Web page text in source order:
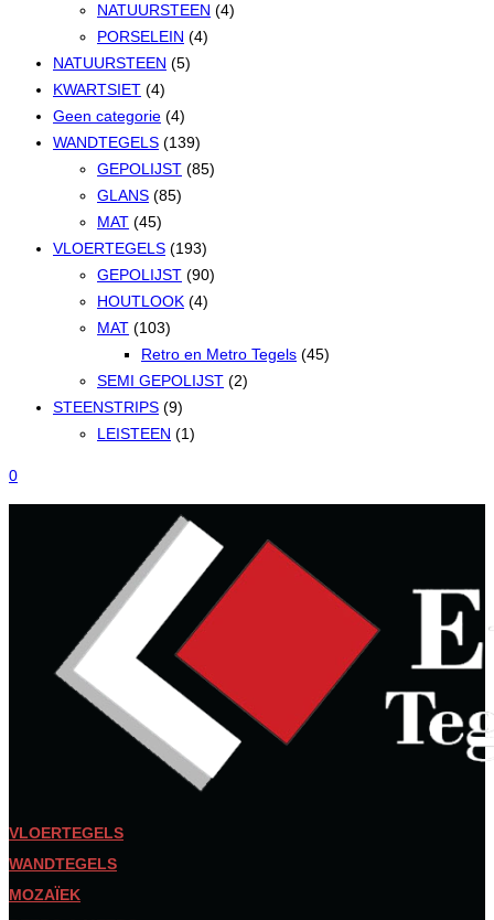
NATUURSTEEN (4)
PORSELEIN (4)
NATUURSTEEN (5)
KWARTSIET (4)
Geen categorie (4)
WANDTEGELS (139)
GEPOLIJST (85)
GLANS (85)
MAT (45)
VLOERTEGELS (193)
GEPOLIJST (90)
HOUTLOOK (4)
MAT (103)
Retro en Metro Tegels (45)
SEMI GEPOLIJST (2)
STEENSTRIPS (9)
LEISTEEN (1)
0
VLOERTEGELS
WANDTEGELS
MOZAÏEK